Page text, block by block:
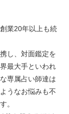
業20年以上も続
し、対面鑑定を
最大手といわれ
専属占い師達は
うなお悩みも不
。